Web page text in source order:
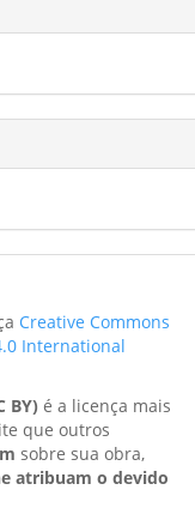
Creative Commons
International
BY) é a licença mais
que outros
sobre sua obra,
atribuam o devido